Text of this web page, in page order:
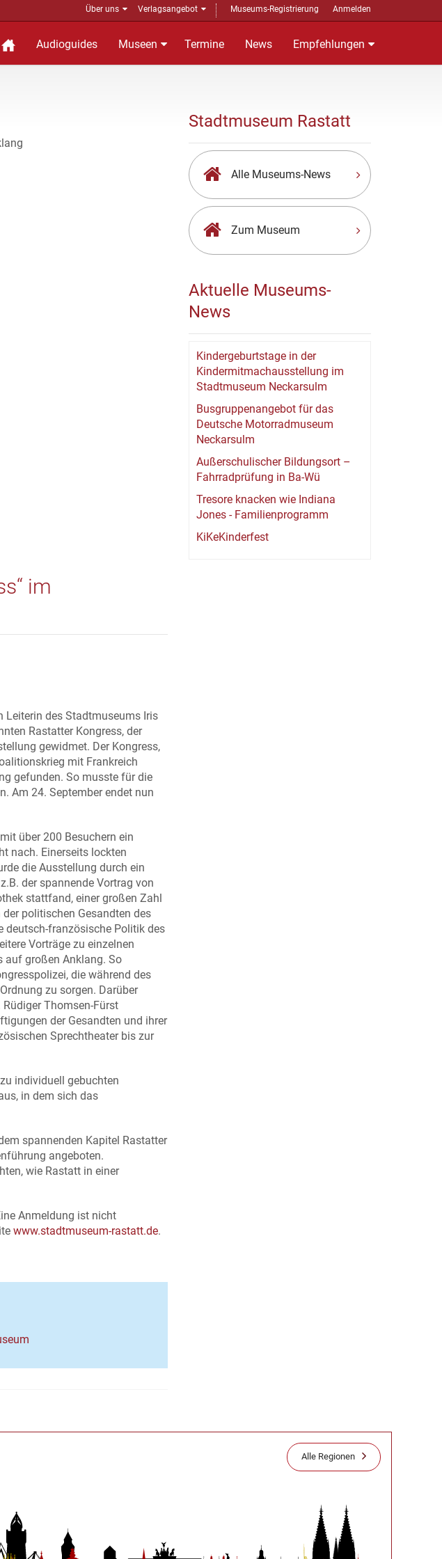
Über uns Verlagsangebot Museums-Registrierung Anmelden
Audioguides Museen Termine News Empfehlungen
im
Leiterin des Stadtmuseums Iris
Rastatter Kongress, der
gewidmet. Der Kongress,
mit Frankreich
gefunden. So musste für die
Am 24. September endet nun
über 200 Besuchern ein
nach. Einerseits lockten
die Ausstellung durch ein
der spannende Vortrag von
stattfand, einer großen Zahl
politischen Gesandten des
deutsch-französische Politik des
Vorträge zu einzelnen
auf großen Anklang. So
die während des
zu sorgen. Darüber
Thomsen-Fürst
der Gesandten und ihrer
Sprechtheater bis zur
individuell gebuchten
in dem sich das
spannenden Kapitel Rastatter
angeboten.
wie Rastatt in einer
Anmeldung ist nicht
www.stadtmuseum-rastatt.de.
Alle Regionen
Stadtmuseum Rastatt
Alle Museums-News
Zum Museum
Aktuelle Museums-
News
Kindergeburtstage in der
Kindermitmachausstellung im
Stadtmuseum Neckarsulm
Busgruppenangebot für das
Deutsche Motorradmuseum
Neckarsulm
Außerschulischer Bildungsort –
Fahrradprüfung in Ba-Wü
Tresore knacken wie Indiana
Jones - Familienprogramm
KiKeKinderfest